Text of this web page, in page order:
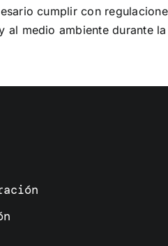
cumplir con
medio ambiente durante